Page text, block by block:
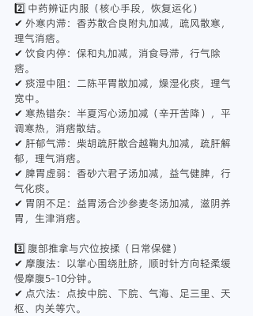
2️⃣ 中药辨证内服（核心手段，恢复运化）
✔ 外寒内滞：香苏散合良附丸加减，疏风散寒，
理气消痞。
✔ 饮食内停：保和丸加减，消食导滞，行气除
痞。
✔ 痰湿中阻：二陈平胃散加减，燥湿化痰，理气
宽中。
✔ 寒热错杂：半夏泻心汤加减（辛开苦降），平
调寒热，消痞散结。
✔ 肝郁气滞：柴胡疏肝散合越鞠丸加减，疏肝解
郁，理气消痞。
✔ 脾胃虚弱：香砂六君子汤加减，益气健脾，行
气化痰。
✔ 胃阴不足：益胃汤合沙参麦冬汤加减，滋阴养
胃，生津消痞。
3️⃣ 腹部推拿与穴位按揉（日常保健）
✔ 摩腹法：以掌心围绕肚脐，顺时针方向轻柔缓
慢摩腹5-10分钟。
✔ 点穴法：点按中脘、下脘、气海、足三里、天
枢、内关等穴。